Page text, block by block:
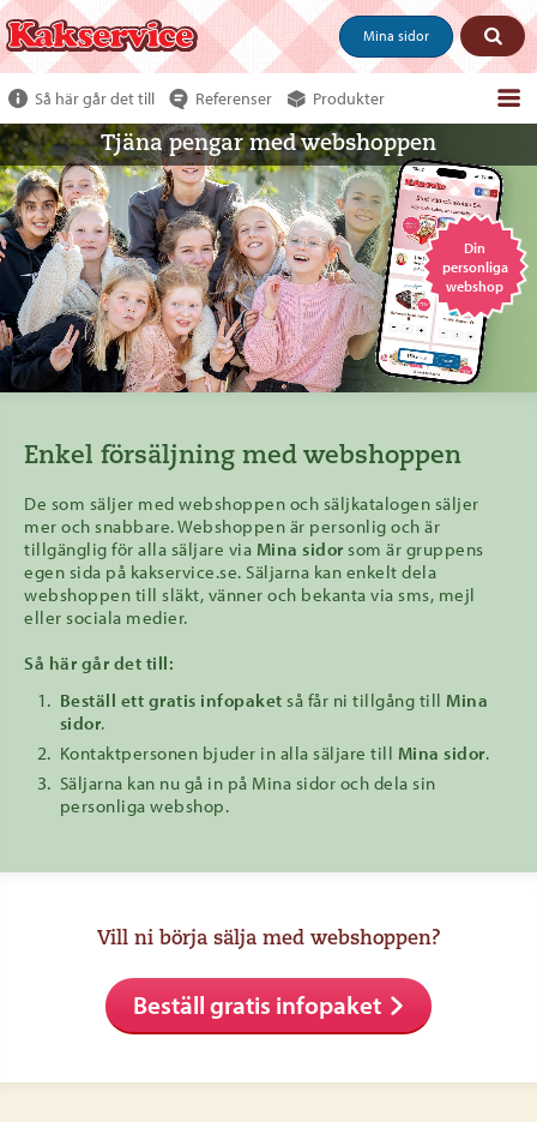
Mina sidor
Så här går det till Referenser Produkter
Om webshoppen
Beställ produkter
Kundservice
Om oss
Tjäna pengar
Din
personliga
webshop
Tjäna pengar med webshoppen
Enkel försäljning med webshoppen
De som säljer med webshoppen och säljkatalogen säljer
mer och snabbare. Webshoppen är personlig och är
tillgänglig för alla säljare via Mina sidor som är gruppens
egen sida på kakservice.se. Säljarna kan enkelt dela
webshoppen till släkt, vänner och bekanta via sms, mejl
eller sociala medier.
Så här går det till:
Beställ ett gratis infopaket så får ni tillgång till Mina
sidor.
Kontaktpersonen bjuder in alla säljare till Mina sidor.
Säljarna kan nu gå in på Mina sidor och dela sin
personliga webshop.
Vill ni börja sälja med webshoppen?
Beställ gratis infopaket